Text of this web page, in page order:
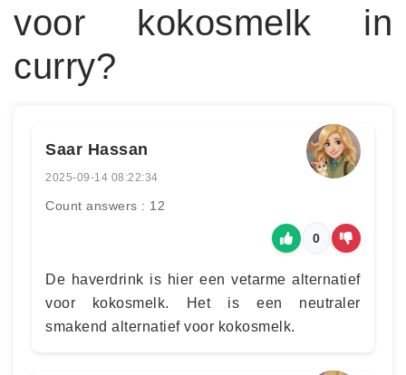
voor kokosmelk in
curry?
Saar Hassan
2025-09-14 08:22:34
Count answers : 12
0
De haverdrink is hier een vetarme alternatief
voor kokosmelk. Het is een neutraler
smakend alternatief voor kokosmelk.